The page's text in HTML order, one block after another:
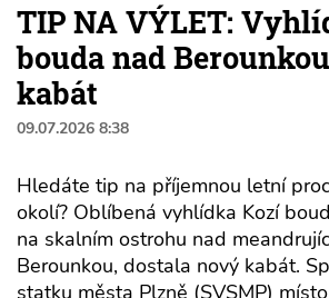
TIP NA VÝLET:
bouda nad
kabát
09.07.2026 8:38
Hledáte tip na příjemnou letní
okolí? Oblíbená vyhlídka Kozí
na skalním ostrohu nad
Berounkou, dostala nový kabát.
statku města Plzně (SVSMP)